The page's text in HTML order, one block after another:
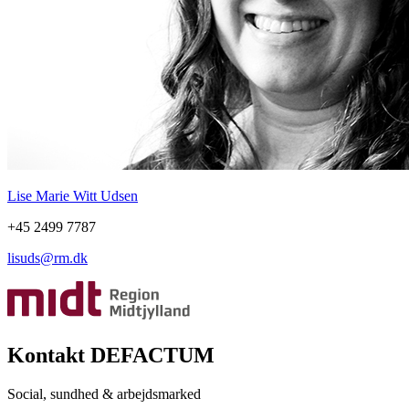
Lise Marie Witt Udsen
+45 2499 7787
lisuds@rm.dk
Kontakt DEFACTUM
Social, sundhed & arbejdsmarked